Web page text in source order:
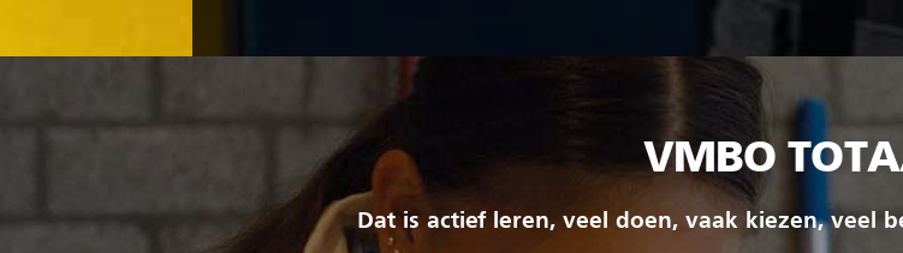
VMBO
Dat is actief leren, veel doen, vaak kiezen, veel